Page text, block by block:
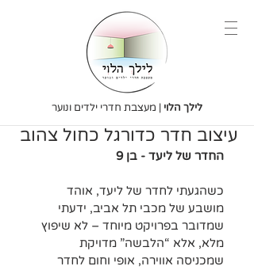
לילך הלוי | מעצבת חדרי ילדים ונוער
עיצוב חדר כדורגל כחול צהוב
החדר של ליעד - בן 9
כשהגעתי לחדר של ליעד, אוהד
מושבע של מכבי תל אביב, ידעתי
שמדובר בפרויקט מיוחד – לא שיפוץ
מלא, אלא “הלבשה” מדויקת
שמכניסה אווירה, אופי וחום לחדר